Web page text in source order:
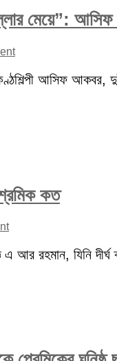
মেয়ে”:
আসিফ আকবর,
কত
এ আর রহমান, যিনি